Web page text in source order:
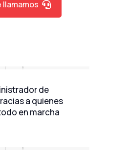
llamamos
de
a quienes
en marcha